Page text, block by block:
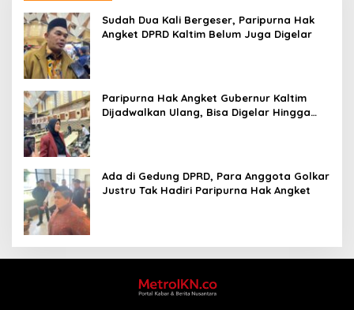
Sudah Dua Kali Bergeser, Paripurna Hak
Angket DPRD Kaltim Belum Juga Digelar
Paripurna Hak Angket Gubernur Kaltim
Dijadwalkan Ulang, Bisa Digelar Hingga
Ada di Gedung DPRD, Para Anggota Golkar
Justru Tak Hadiri Paripurna Hak Angket